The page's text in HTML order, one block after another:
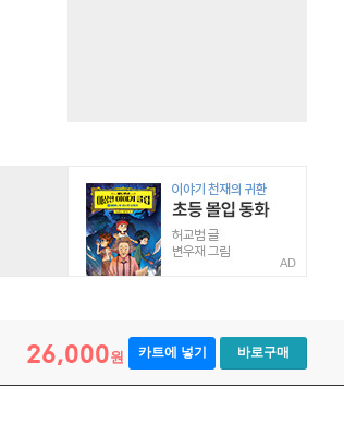
AD
26,000원 카트에 넣기 바로구매